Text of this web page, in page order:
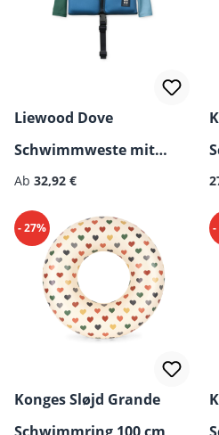
Liewood Dove
Schwimmweste mit
Ärmeln
Regulärer Preis:
Ab 32,92 €
- 27%
Konges Sløjd Grande
-